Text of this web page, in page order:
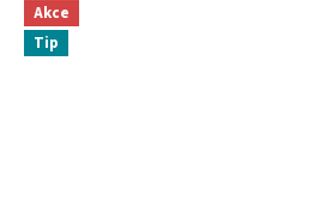
Akce
Tip